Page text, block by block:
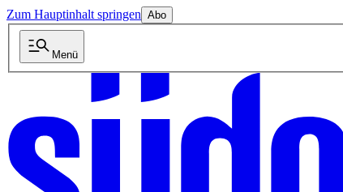
Zum Hauptinhalt springen Abo
Menü